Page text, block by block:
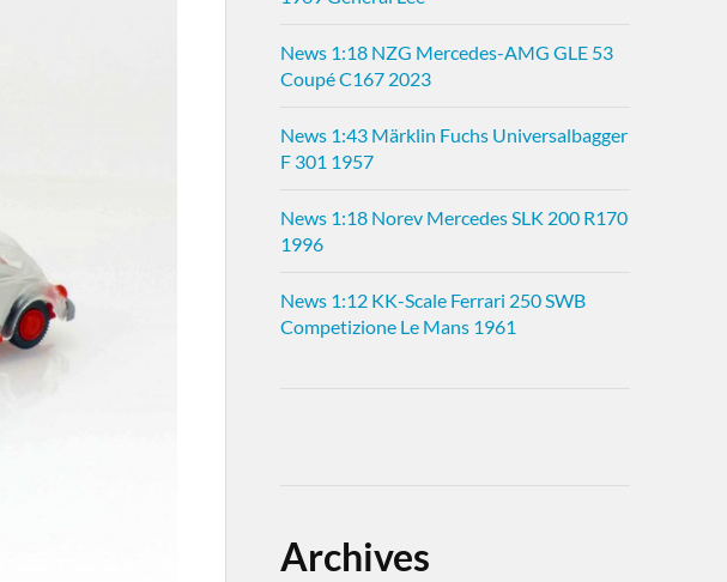
News 1:18 NZG Mercedes-AMG GLE 53
Coupé C167 2023
News 1:43 Märklin Fuchs Universalbagger
F 301 1957
News 1:18 Norev Mercedes SLK 200 R170
1996
News 1:12 KK-Scale Ferrari 250 SWB
Competizione Le Mans 1961
Archives